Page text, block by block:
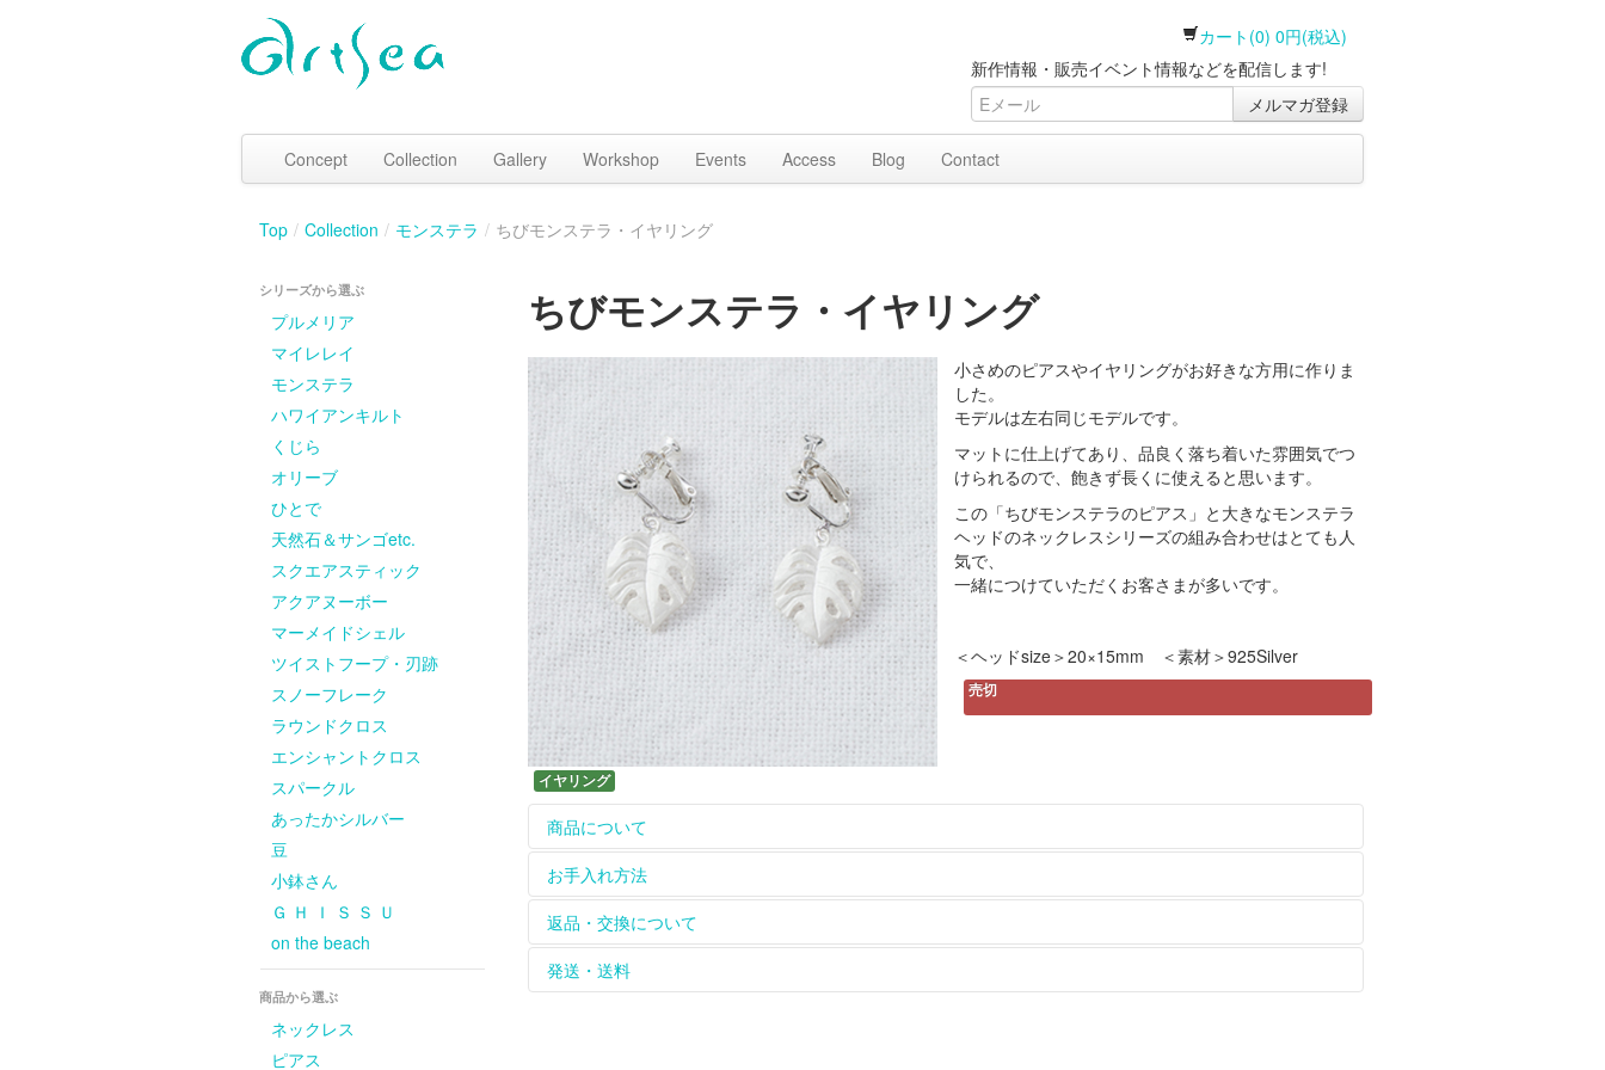
カート(0) 0円(税込)
新作情報・販売イベント情報などを配信します!
メルマガ登録
Concept Collection Gallery Workshop Events Access Blog Contact
Top / Collection / モンステラ / ちびモンステラ・イヤリング
シリーズから選ぶ
プルメリア
マイレレイ
モンステラ
ハワイアンキルト
くじら
オリーブ
ひとで
天然石＆サンゴetc.
スクエアスティック
アクアヌーボー
マーメイドシェル
ツイストフープ・刃跡
スノーフレーク
ラウンドクロス
エンシャントクロス
スパークル
あったかシルバー
豆
小鉢さん
Ｇ Ｈ Ｉ Ｓ Ｓ Ｕ
on the beach
商品から選ぶ
ネックレス
ピアス
ちびモンステラ・イヤリング
小さめのピアスやイヤリングがお好きな方用に作りま
した。
モデルは左右同じモデルです。
マットに仕上げてあり、品良く落ち着いた雰囲気でつ
けられるので、飽きず長くに使えると思います。
この「ちびモンステラのピアス」と大きなモンステラ
ヘッドのネックレスシリーズの組み合わせはとても人
気で、
一緒につけていただくお客さまが多いです。
＜ヘッドsize＞20×15mm ＜素材＞925Silver
売切
イヤリング
商品について
ホームページに掲載している以外の長さのチェーンや、ペンダントヘッドのみ、チェーンのみの注文
についてはcontactからお問い合わせください。
革ひもは天然皮を使用しているため、使っていくうちに風合いが変わっていきます。変化する風合い
をお楽しみください。
天然石、天然素材のひとつひとつの色、模様の違い、多少のキズはご了承ください。
ピアスの金具（耳に触れる部分）をチタンに変更できるものもあります。ご希望のかたはcontactより
お手入れ方法
【長く綺麗にお使いいただくために】
シルバーのアクセサリーは、ご使用にならないときは密閉できる袋（ジッパーのついた袋など）に入
れて保管してください。酸化による変色の進行を防ぐことができます。
※購入された商品は密閉できる袋に入れてお届けします。
返品・交換について
お届けした商品は到着後すぐにご確認ください。
返品、交換は商品到着後８日以内とさせていただきます。返品、交換の際には必ず事前にcontactから
発送・送料